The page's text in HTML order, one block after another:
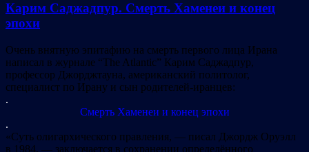
Карим Саджадпур. Смерть Хаменеи и конец
эпохи
Очень внятную эпитафию на смерть первого лица Ирана
написал в журнале “The Atlantic” Карим Саджадпур,
профессор Джорджтауна, американский политолог,
специалист по Ирану и сын родителей-иранцев:
.
Смерть Хаменеи и конец эпохи
.
«Суть олигархического правления, — писал Джордж Оруэлл
в 1984, — заключается в сохранении определённого